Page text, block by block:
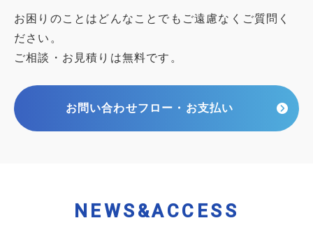
お困りのことはどんなことでもご遠慮なくご質問く
ださい。
ご相談・お見積りは無料です。
お問い合わせフロー・お支払い
NEWS&ACCESS